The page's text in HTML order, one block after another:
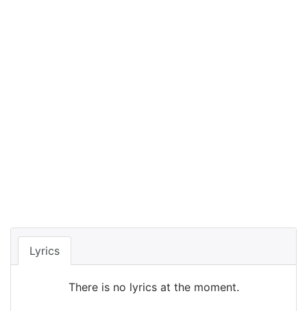
Lyrics
There is no lyrics at the moment.